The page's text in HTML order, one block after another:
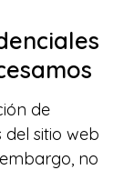
de
sitio web
no